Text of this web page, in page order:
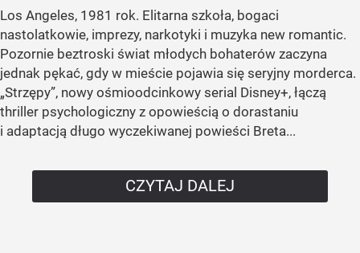
Los Angeles, 1981 rok. Elitarna szkoła, bogaci
nastolatkowie, imprezy, narkotyki i muzyka new romantic.
Pozornie beztroski świat młodych bohaterów zaczyna
jednak pękać, gdy w mieście pojawia się seryjny morderca.
„Strzępy”, nowy ośmioodcinkowy serial Disney+, łączą
thriller psychologiczny z opowieścią o dorastaniu
i adaptacją długo wyczekiwanej powieści Breta...
CZYTAJ DALEJ